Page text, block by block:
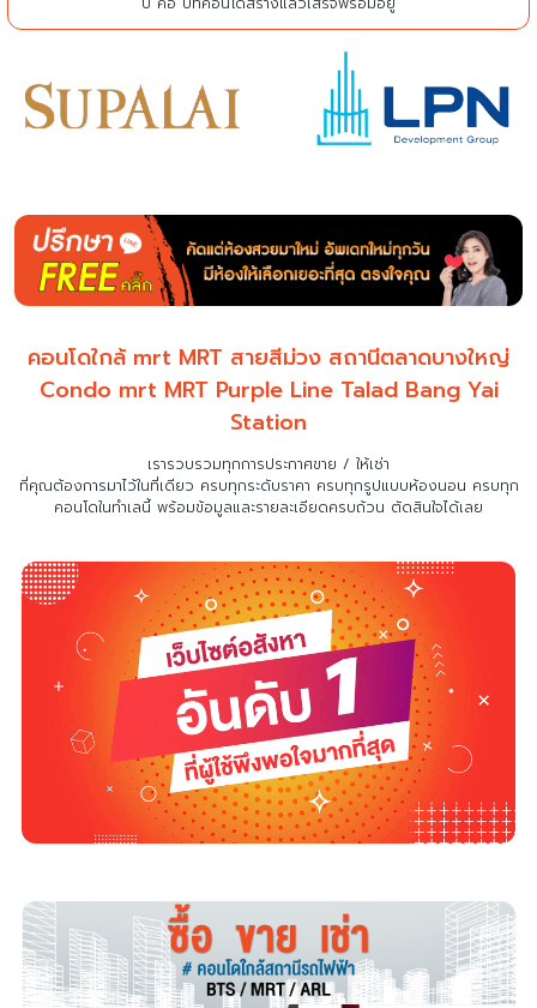
คอนโดใกล้ mrt MRT สายสีม่วง สถานีตลาดบางใหญ่
Condo mrt MRT Purple Line Talad Bang Yai
Station
เรารวบรวมทุกการประกาศขาย / ให้เช่า
ที่คุณต้องการมาไว้ในที่เดียว ครบทุกระดับราคา ครบทุกรูปแบบห้องนอน ครบทุก
คอนโดในทำเลนี้ พร้อมข้อมูลและรายละเอียดครบถ้วน ตัดสินใจได้เลย